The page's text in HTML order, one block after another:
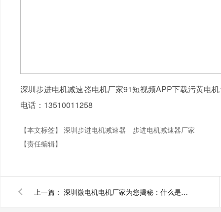
深圳步进电机减速器电机厂家91短视频APP下载污黄电
电话：13510011258
【本文标签】 深圳步进电机减速器
步进电机减速器厂家
【责任编辑】
上一篇： 深圳微电机电机厂家为您揭秘：什么是微电机？